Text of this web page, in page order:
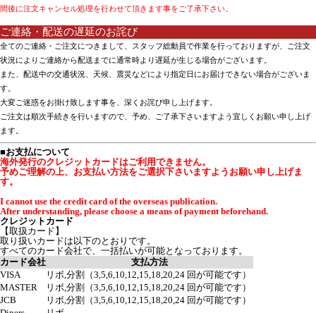
間後に注文キャンセル処理を行わせて頂きます事をご了承下さい。
ご連絡・配送の遅延のお詫び
全てのご連絡・ご注文につきまして、スタッフ総動員で作業を行っておりますが、ご注文
状況によりご連絡から配送までに通常時より遅延が生じる場合がございます。
また、配送中の交通状況、天候、震災などにより指定日にお届けできない場合がございま
す。
大変ご迷惑をお掛け致します事を、深くお詫び申し上げます。
ご注文は順次手続きを行いますので、予め、ご了承下さいますよう宜しくお願い申し上げ
ます。
■お支払について
海外発行のクレジットカードはご利用できません。
予めご理解の上、お支払い方法をご選択下さいますようお願い申し上げま
す。
I cannot use the credit card of the overseas publication.
After understanding, please choose a means of payment beforehand.
クレジットカード
【取扱カード】
取り扱いカードは以下のとおりです。
すべてのカード会社で、一括払いが可能となっております。
カード会社
支払方法
VISA
リボ,分割（3,5,6,10,12,15,18,20,24 回が可能です）
MASTER
リボ,分割（3,5,6,10,12,15,18,20,24 回が可能です）
JCB
リボ,分割（3,5,6,10,12,15,18,20,24 回が可能です）